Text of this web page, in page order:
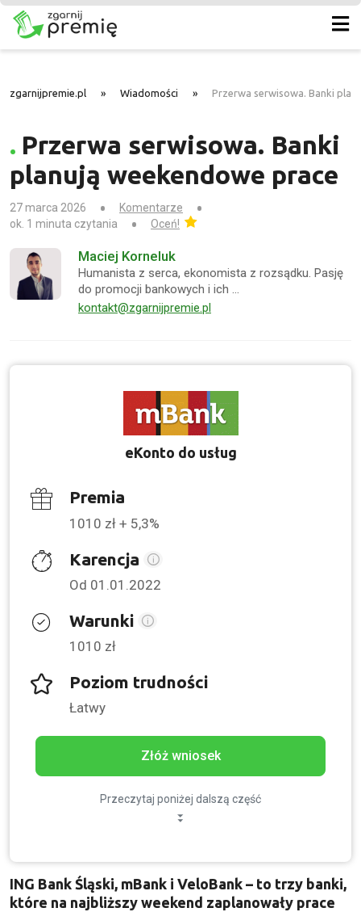
zgarnijpremie.pl » Wiadomości » Przerwa serwisowa. Banki
Przerwa serwisowa. Banki
planują weekendowe prace
27 marca 2026
Komentarze
ok. 1 minuta czytania
Oceń!
Maciej Korneluk
Humanista z serca, ekonomista z rozsądku. Pasję
do promocji bankowych i ich …
kontakt@zgarnijpremie.pl
eKonto do usług
Premia
1010 zł + 5,3%
Karencja
Od 01.01.2022
Warunki
1010 zł
Poziom trudności
Łatwy
Złóż wniosek
Przeczytaj poniżej dalszą część
ING Bank Śląski, mBank i VeloBank – to trzy banki,
które na najbliższy weekend zaplanowały prace